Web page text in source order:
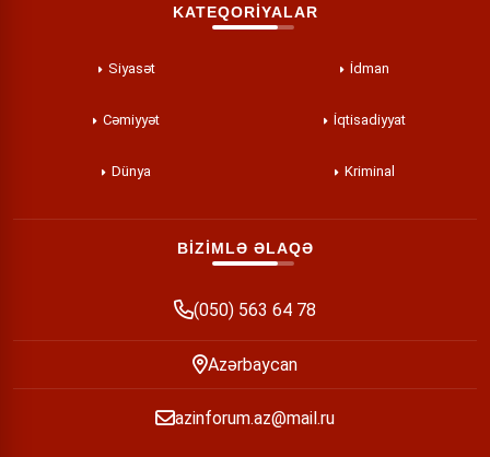
KATEQORİYALAR
Siyasət İdman
Cəmiyyət İqtisadiyyat
Dünya Kriminal
BİZİMLƏ ƏLAQƏ
(050) 563 64 78
Azərbaycan
azinforum.az@mail.ru